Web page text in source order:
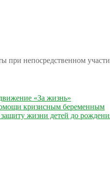
при непосредственном
«За жизнь»
кризисным беременным
жизни детей до